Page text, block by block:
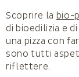
Scoprire la bio-
di bioedilizia e
una pizza con
sono tutti
riflettere.